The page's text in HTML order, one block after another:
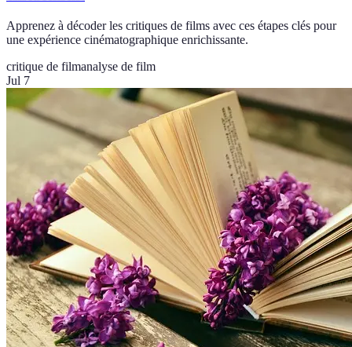
Apprenez à décoder les critiques de films avec ces étapes clés pour
une expérience cinématographique enrichissante.
critique de filmanalyse de film
Jul 7